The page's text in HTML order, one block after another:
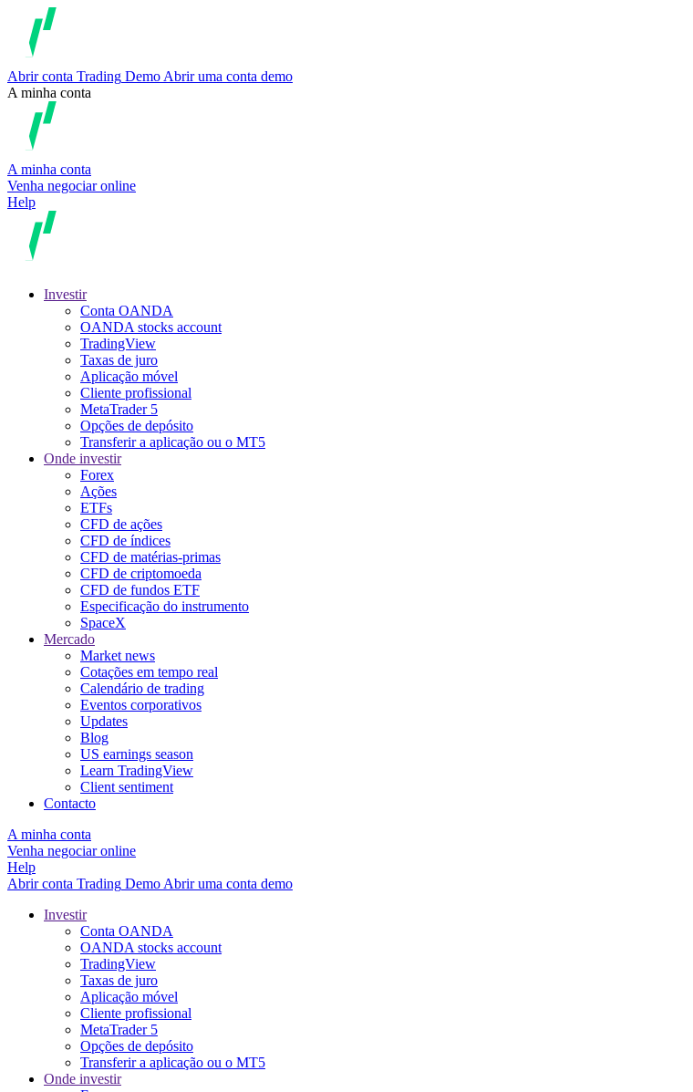
Abrir conta Trading Demo Abrir uma conta demo
A minha conta
A minha conta
Venha negociar online
Help
Investir
Conta OANDA
OANDA stocks account
TradingView
Taxas de juro
Aplicação móvel
Cliente profissional
MetaTrader 5
Opções de depósito
Transferir a aplicação ou o MT5
Onde investir
Forex
Ações
ETFs
CFD de ações
CFD de índices
CFD de matérias-primas
CFD de criptomoeda
CFD de fundos ETF
Especificação do instrumento
SpaceX
Mercado
Market news
Cotações em tempo real
Calendário de trading
Eventos corporativos
Updates
Blog
US earnings season
Learn TradingView
Client sentiment
Contacto
A minha conta
Venha negociar online
Help
Abrir conta Trading Demo Abrir uma conta demo
Investir
Conta OANDA
OANDA stocks account
TradingView
Taxas de juro
Aplicação móvel
Cliente profissional
MetaTrader 5
Opções de depósito
Transferir a aplicação ou o MT5
Onde investir